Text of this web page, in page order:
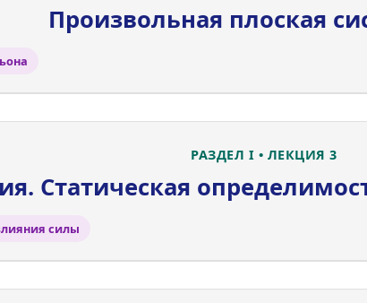
Произвольная плоская
РАЗДЕЛ I • ЛЕКЦИЯ 3
Статическая
силы